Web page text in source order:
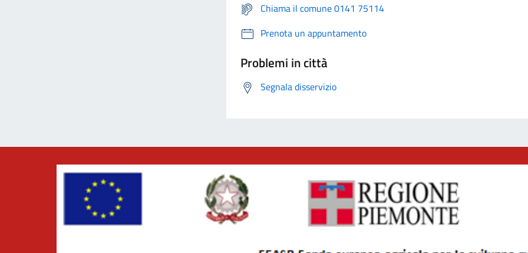
Chiama il comune 0141 75114
Prenota un appuntamento
Problemi in città
Segnala disservizio